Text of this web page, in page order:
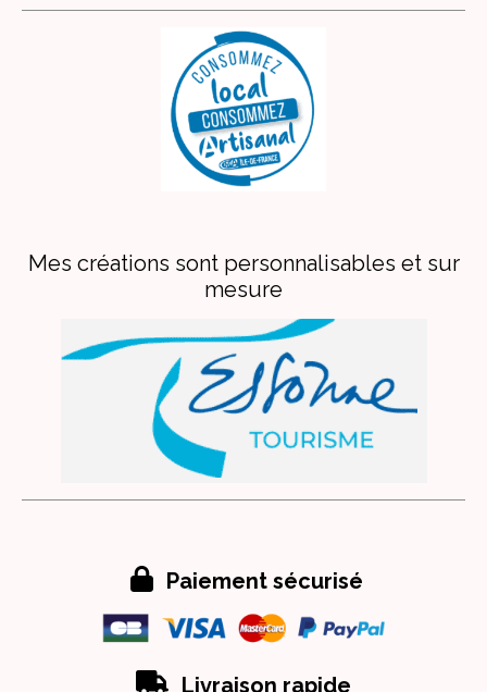
Mes créations sont personnalisables et sur
mesure
 Paiement sécurisé
 Livraison rapide